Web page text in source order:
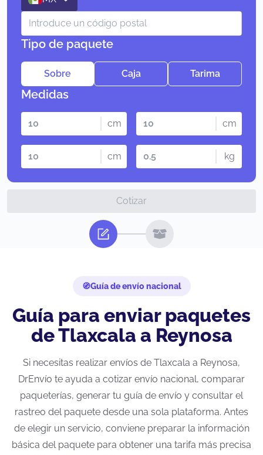
Tipo de paquete
Sobre Caja Tarima
Medidas
cm cm
cm kg
Cotizar
Guía de envío nacional
Guía para enviar paquetes
de Tlaxcala a Reynosa
Si necesitas realizar envíos de Tlaxcala a Reynosa,
DrEnvío te ayuda a cotizar envío nacional, comparar
paqueterías, generar tu guía de envío y consultar el
rastreo del paquete desde una sola plataforma. Antes
de elegir un servicio, conviene preparar la información
básica del paquete para obtener una tarifa más precisa